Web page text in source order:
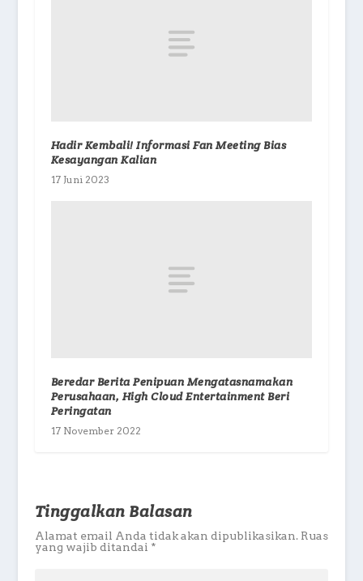
Hadir Kembali! Informasi Fan Meeting Bias
Kesayangan Kalian
17 Juni 2023
Beredar Berita Penipuan Mengatasnamakan
Perusahaan, High Cloud Entertainment Beri
Peringatan
17 November 2022
Tinggalkan Balasan
Alamat email Anda tidak akan dipublikasikan. Ruas
yang wajib ditandai *